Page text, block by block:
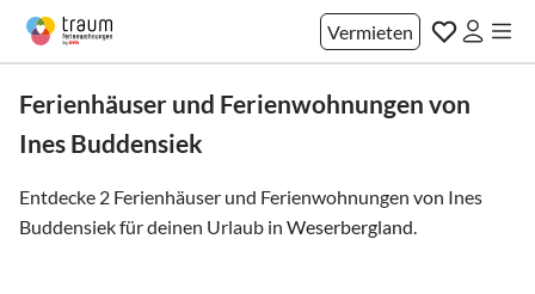
Vermieten
Ferienhäuser und Ferienwohnungen von
Ines Buddensiek
Entdecke 2 Ferienhäuser und Ferienwohnungen von Ines
Buddensiek für deinen Urlaub in Weserbergland.